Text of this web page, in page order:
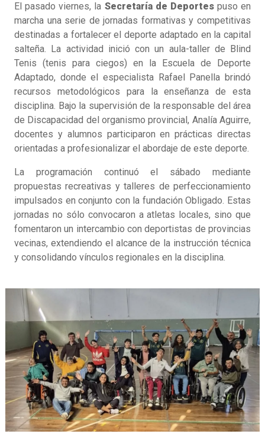
El pasado viernes, la Secretaría de Deportespuso en
marcha una serie de jornadas formativas y competitivas
destinadas a fortalecer el deporte adaptado en la capital
salteña. La actividad inició con un aula-taller de Blind
Tenis (tenis para ciegos) en la Escuela de Deporte
Adaptado, donde el especialista Rafael Panella brindó
recursos metodológicos para la enseñanza de esta
disciplina. Bajo la supervisión de la responsable del área
de Discapacidad del organismo provincial, Analía Aguirre,
docentes y alumnos participaron en prácticas directas
orientadas a profesionalizar el abordaje de este deporte.
La programación continuó el sábado mediante
propuestas recreativas y talleres de perfeccionamiento
impulsados en conjunto con la fundación Obligado. Estas
jornadas no sólo convocaron a atletas locales, sino que
fomentaron un intercambio con deportistas de provincias
vecinas, extendiendo el alcance de la instrucción técnica
y consolidando vínculos regionales en la disciplina.